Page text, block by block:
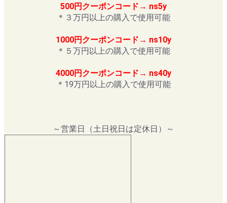
500円クーポンコード→ ns5y
＊３万円以上の購入で使用可能
1000円クーポンコード→ ns10y
＊５万円以上の購入で使用可能
4000円クーポンコード→ ns40y
＊19万円以上の購入で使用可能
～営業日（土日祝日は定休日）～